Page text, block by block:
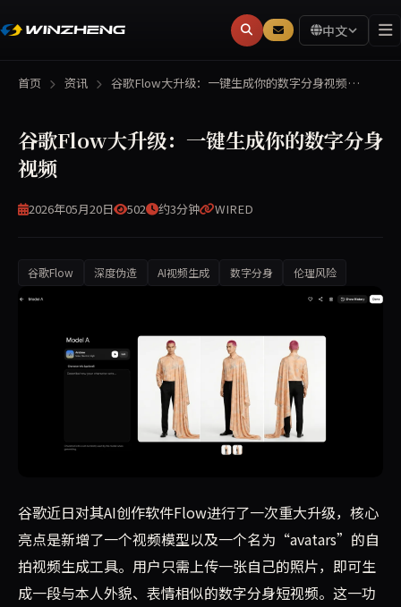
中文
首页 资讯 谷歌Flow大升级：一键生成你的数字分身视频…
谷歌Flow大升级：一键生成你的数字分身
视频
2026年05月20日 502 约3分钟 WIRED
谷歌Flow 深度伪造 AI视频生成 数字分身 伦理风险
谷歌对其AI创作软件Flow进行了重大改版，新增了视频模
谷歌近日对其AI创作软件Flow进行了一次重大升级，核心
亮点是新增了一个视频模型以及一个名为“avatars”的自
拍视频生成工具。用户只需上传一张自己的照片，即可生
成一段与本人外貌、表情相似的数字分身短视频。这一功